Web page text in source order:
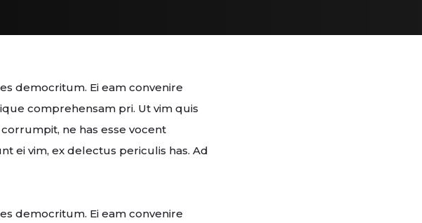
democritum. Ei eam convenire
comprehensam pri. Ut vim quis
ne has esse vocent
ei vim, ex delectus periculis has. Ad
democritum. Ei eam convenire